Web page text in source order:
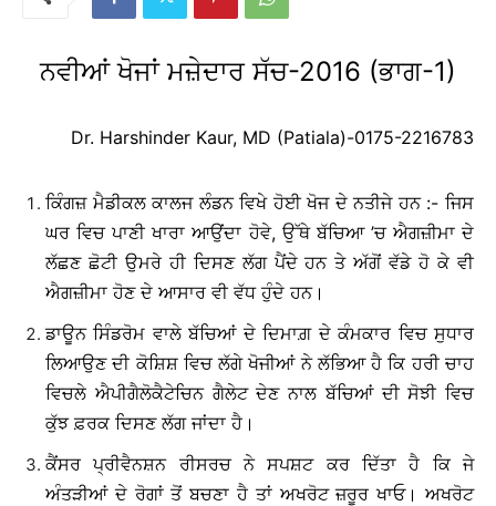
ਨਵੀਆਂ ਖੋਜਾਂ ਮਜ਼ੇਦਾਰ ਸੱਚ-2016 (ਭਾਗ-1)
Dr. Harshinder Kaur, MD (Patiala)-0175-2216783
ਕਿੰਗਜ਼ ਮੈਡੀਕਲ ਕਾਲਜ ਲੰਡਨ ਵਿਖੇ ਹੋਈ ਖੋਜ ਦੇ ਨਤੀਜੇ ਹਨ :- ਜਿਸ
ਘਰ ਵਿਚ ਪਾਣੀ ਖਾਰਾ ਆਉਂਦਾ ਹੋਵੇ, ਉੱਥੇ ਬੱਚਿਆ ’ਚ ਐਗਜ਼ੀਮਾ ਦੇ
ਲੱਛਣ ਛੋਟੀ ਉਮਰੇ ਹੀ ਦਿਸਣ ਲੱਗ ਪੈਂਦੇ ਹਨ ਤੇ ਅੱਗੋਂ ਵੱਡੇ ਹੋ ਕੇ ਵੀ
ਐਗਜ਼ੀਮਾ ਹੋਣ ਦੇ ਆਸਾਰ ਵੀ ਵੱਧ ਹੁੰਦੇ ਹਨ।
ਡਾਊਨ ਸਿੰਡਰੋਮ ਵਾਲੇ ਬੱਚਿਆਂ ਦੇ ਦਿਮਾਗ਼ ਦੇ ਕੰਮਕਾਰ ਵਿਚ ਸੁਧਾਰ
ਲਿਆਉਣ ਦੀ ਕੋਸ਼ਿਸ਼ ਵਿਚ ਲੱਗੇ ਖੋਜੀਆਂ ਨੇ ਲੱਭਿਆ ਹੈ ਕਿ ਹਰੀ ਚਾਹ
ਵਿਚਲੇ ਐਪੀਗੈਲੋਕੈਟੇਚਿਨ ਗੈਲੇਟ ਦੇਣ ਨਾਲ ਬੱਚਿਆਂ ਦੀ ਸੋਝੀ ਵਿਚ
ਕੁੱਝ ਫ਼ਰਕ ਦਿਸਣ ਲੱਗ ਜਾਂਦਾ ਹੈ।
ਕੈਂਸਰ ਪ੍ਰੀਵੈਨਸ਼ਨ ਰੀਸਰਚ ਨੇ ਸਪਸ਼ਟ ਕਰ ਦਿੱਤਾ ਹੈ ਕਿ ਜੇ
ਅੰਤੜੀਆਂ ਦੇ ਰੋਗਾਂ ਤੋਂ ਬਚਣਾ ਹੈ ਤਾਂ ਅਖਰੋਟ ਜ਼ਰੂਰ ਖਾਓ। ਅਖਰੋਟ